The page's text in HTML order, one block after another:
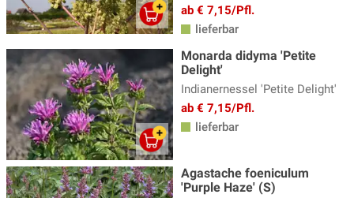
ab € 7,15/Pfl.
lieferbar
Monarda didyma 'Petite
Delight'
Indianernessel 'Petite Delight'
ab € 7,15/Pfl.
lieferbar
Agastache foeniculum
'Purple Haze' (S)